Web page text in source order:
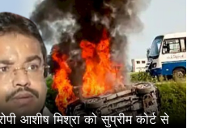
आशीष मिश्रा को सुप्रीम कोर्ट से